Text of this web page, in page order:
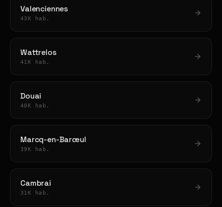
Valenciennes
43K hab.
Wattrelos
41K hab.
Douai
40K hab.
Marcq-en-Barœul
39K hab.
Cambrai
31K hab.